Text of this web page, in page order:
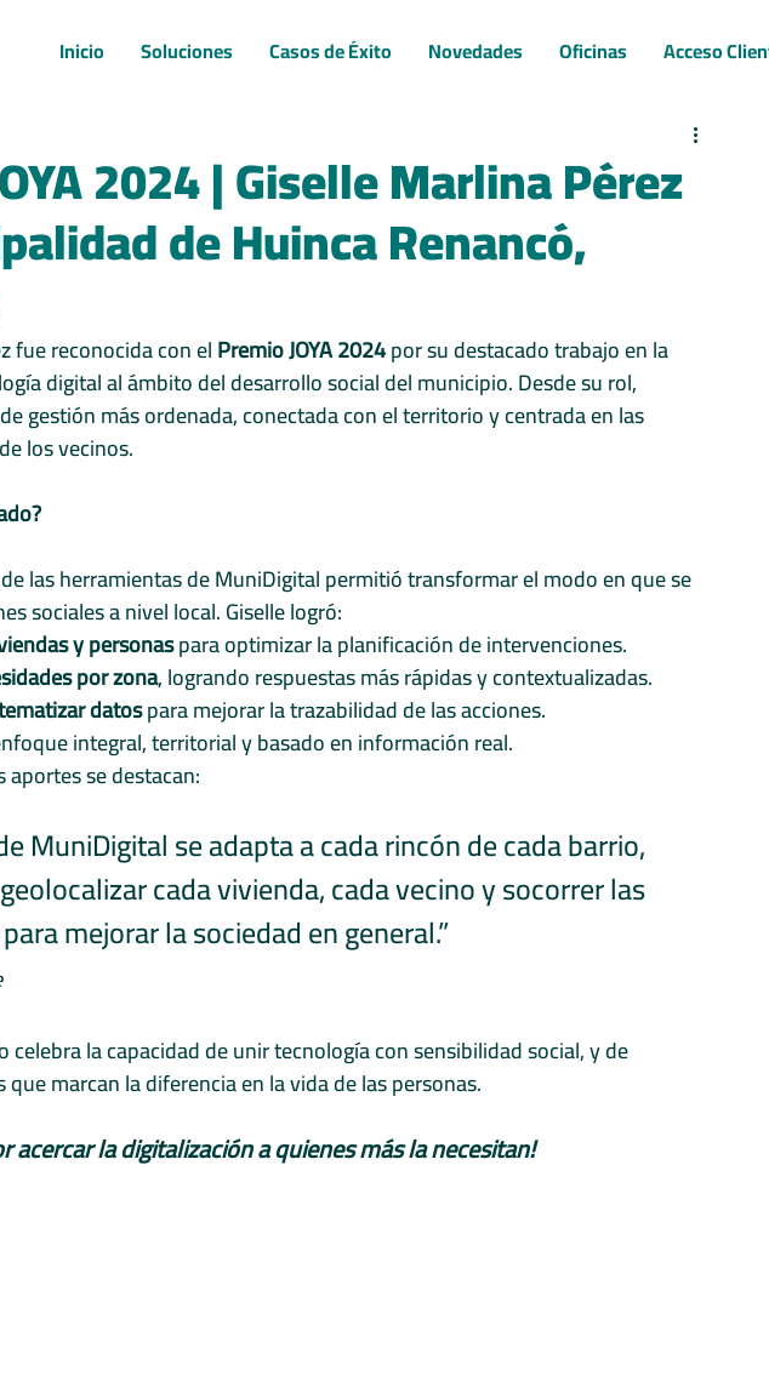
Inicio Soluciones Casos de Éxito Novedades Oficinas Acceso
Eventos Premios Bienvenidas IA/DATA
2024 | Giselle Marlina Pérez
de Huinca Renancó,
fue reconocida con el Premio JOYA 2024 por su destacado trabajo en la
digital al ámbito del desarrollo social del municipio. Desde su rol,
gestión más ordenada, conectada con el territorio y centrada en las
los vecinos.
las herramientas de MuniDigital permitió transformar el modo en que se
sociales a nivel local. Giselle logró:
y personas para optimizar la planificación de intervenciones.
por zona, logrando respuestas más rápidas y contextualizadas.
datos para mejorar la trazabilidad de las acciones.
integral, territorial y basado en información real.
se destacan:
MuniDigital se adapta a cada rincón de cada barrio,
cada vivienda, cada vecino y socorrer las
mejorar la sociedad en general.”
celebra la capacidad de unir tecnología con sensibilidad social, y de
marcan la diferencia en la vida de las personas.
acercar la digitalización a quienes más la necesitan!